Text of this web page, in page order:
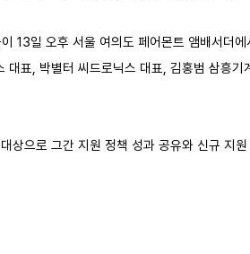
13일 오후 서울 여의도 페어몬트 앰배서더
대표, 박별터 씨드로닉스 대표, 김홍범 삼흥
상으로 그간 지원 정책 성과 공유와 신규 지